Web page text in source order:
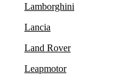
Lamborghini
Lancia
Land Rover
Leapmotor